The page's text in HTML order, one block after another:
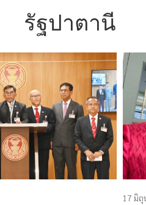
รัฐปาตานี
17 มิถุ